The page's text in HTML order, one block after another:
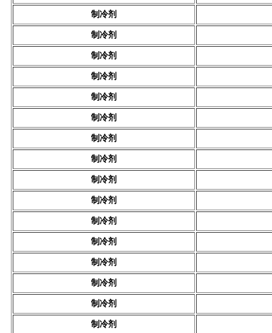
制冷剂
制冷剂
制冷剂
制冷剂
制冷剂
制冷剂
制冷剂
制冷剂
制冷剂
制冷剂
制冷剂
制冷剂
制冷剂
制冷剂
制冷剂
制冷剂